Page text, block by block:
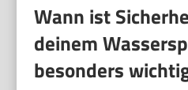
Wann ist
deinem
besonders